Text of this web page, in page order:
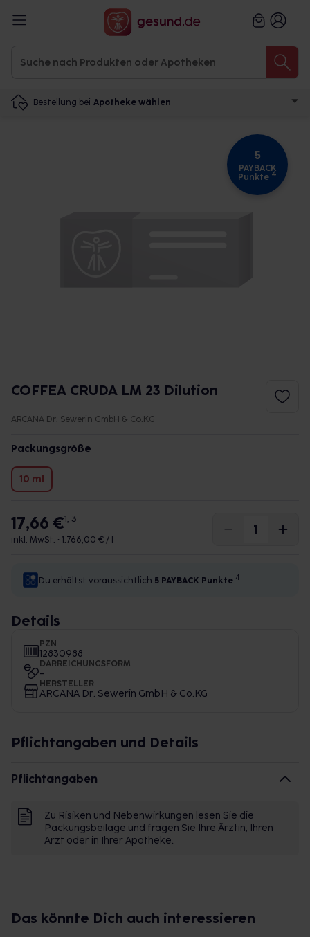
Bestellung bei Apotheke wählen
5
PAYBACK
Punkte 4
COFFEA CRUDA LM 23 Dilution
ARCANA Dr. Sewerin GmbH & Co.KG
Packungsgröße
10 ml
17,66 €1, 3
inkl. MwSt. • 1.766,00 € / l
Du erhältst voraussichtlich 5 PAYBACK Punkte 4
Details
PZN
12830988
DARREICHUNGSFORM
-
HERSTELLER
ARCANA Dr. Sewerin GmbH & Co.KG
Pflichtangaben und Details
Pflichtangaben
Zu Risiken und Nebenwirkungen lesen Sie die
Packungsbeilage und fragen Sie Ihre Ärztin, Ihren
Arzt oder in Ihrer Apotheke.
Das könnte Dich auch interessieren